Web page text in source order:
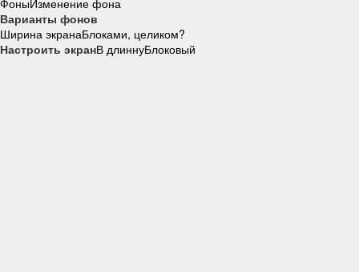
ФоныИзменение фона
Варианты фонов
Ширина экранаБлоками, целиком?
Настроить экранВ длиннуБлоковый